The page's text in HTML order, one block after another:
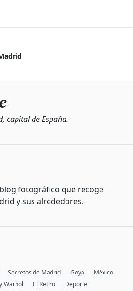
capital de España.
fotográfico que recoge
y sus alrededores.
Secretos de Madrid Goya
México
Warhol El Retiro
Deporte